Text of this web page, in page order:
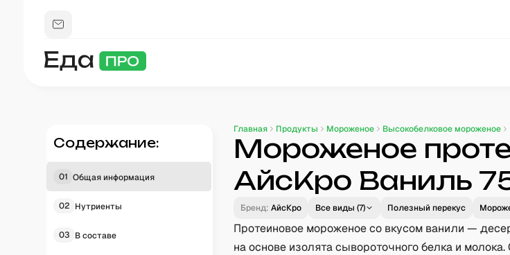
Содержание:
01 Общая информация
02 Нутриенты
03 В составе
Главная Продукты Мороженое Высокобелковое мороженое
Мороженое
АйсКро Ваниль
Бренд: АйсКро Все виды (7) Полезный перекус
Протеиновое мороженое со вкусом ванили —
на основе изолята сывороточного белка и